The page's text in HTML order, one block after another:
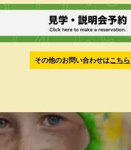
その他のお問い合わせはこちら